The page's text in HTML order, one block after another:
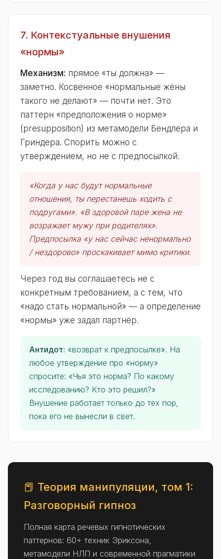
7. Контекстуальные внушения
«нормы»
Механизм: прямое «ты должна» —
заметно. Косвенное «нормальные жёны
такого не делают» — почти нет. Это
паттерн «предположения о норме»
(presupposition) из метамодели Бендлера и
Гриндера. Спорить можно с
утверждением, но не с предпосылкой.
«Когда у нас будут нормальные
отношения, ты перестанешь ходить с
подругами». «В здоровой паре жена не
возражает мужу при родителях».
Предпосылка «у нас сейчас ненормально
/ нездорово» проскакивает мимо критики.
Через год вы соглашаетесь не с
конкретным требованием, а с тем, что
«надо стать нормальной» — а определение
«нормы» уже задал партнёр.
Антидот: «возврат к предпосылке». На
любое утверждение про «норму»
спросите: «Чья это норма? По какому
исследованию? Кто это решил?»
Внушение работает только до тех пор,
пока его не вынесли в свет.
📕 Теория манипуляции, том 1:
Разговорный гипноз
Полная карта речевых гипнотических
паттернов: 60+ техник Эриксона,
метамодели НЛП и современной прагматики